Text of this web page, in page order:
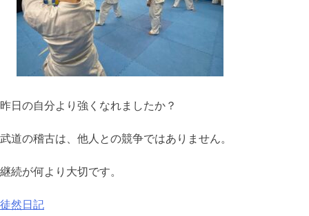
昨日の自分より強くなれましたか？
武道の稽古は、他人との競争ではありません。
継続が何より大切です。
徒然日記